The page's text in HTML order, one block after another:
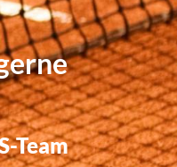
Team